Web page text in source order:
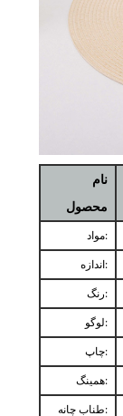
نام
محصول
مواد:
اندازه:
رنگ:
لوگو:
چاپ:
همینگ:
طناب چانه: